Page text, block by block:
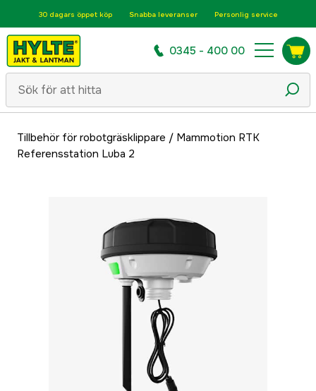
30 dagars öppet köp Snabba leveranser Personlig service
0345 - 400 00
Tillbehör för robotgräsklippare / Mammotion RTK
Referensstation Luba 2